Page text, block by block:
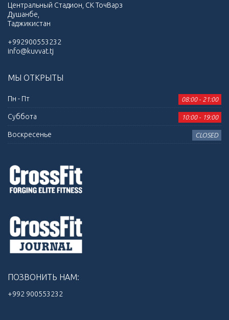
Центральный Стадион, СК ТочВарз
Душанбе,
Таджикистан
+992900553232
info@kuvvat.tj
МЫ ОТКРЫТЫ
Пн - Пт 08:00 - 21:00
Суббота 10:00 - 19:00
Воскресенье CLOSED
ПОЗВОНИТЬ НАМ:
+992 900553232‬